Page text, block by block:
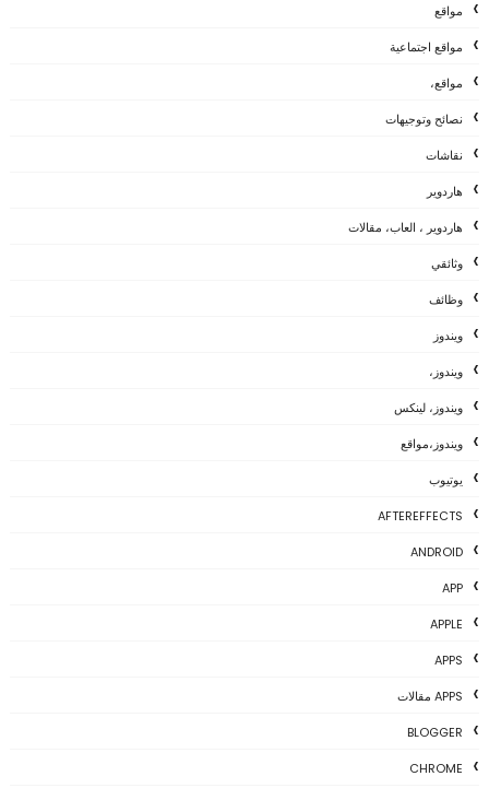
مواقع
مواقع اجتماعية
مواقع،
نصائح وتوجيهات
نقاشات
هاردوير
هاردوير ، العاب، مقالات
وثائقي
وظائف
ويندوز
ويندوز،
ويندوز، لينكس
ويندوز،مواقع
يوتيوب
AFTEREFFECTS
ANDROID
APP
APPLE
APPS
APPS مقالات
BLOGGER
CHROME